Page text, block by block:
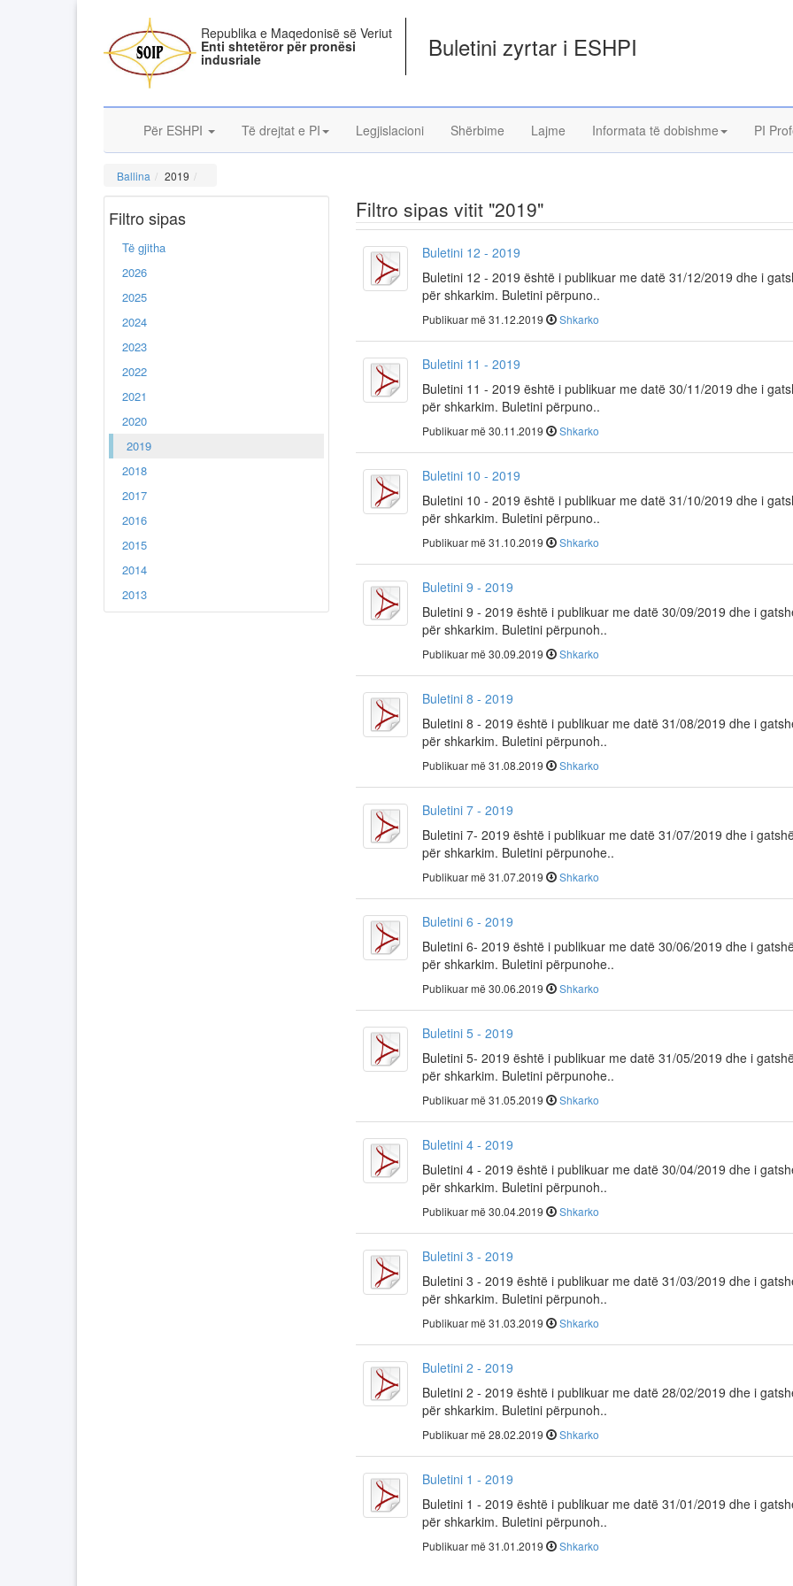
Republika e Maqedonisë së Veriut
Enti shtetëror për pronësi
indusriale Buletini zyrtar i ESHPI
Për ESHPI Të drejtat e PI Legjislacioni Shërbime Lajme Informata të dobishme PI
Ballina 2019
Filtro sipas
Të gjitha
2026
2025
2024
2023
2022
2021
2020
2019
2018
2017
2016
2015
2014
2013
Filtro sipas vitit "2019"
Buletini 12 - 2019
Buletini 12 - 2019 është i publikuar me datë 31/12/2019 dhe i
për shkarkim. Buletini përpuno..
Publikuar më 31.12.2019 Shkarko
Buletini 11 - 2019
Buletini 11 - 2019 është i publikuar me datë 30/11/2019 dhe i
për shkarkim. Buletini përpuno..
Publikuar më 30.11.2019 Shkarko
Buletini 10 - 2019
Buletini 10 - 2019 është i publikuar me datë 31/10/2019 dhe i
për shkarkim. Buletini përpuno..
Publikuar më 31.10.2019 Shkarko
Buletini 9 - 2019
Buletini 9 - 2019 është i publikuar me datë 30/09/2019 dhe i
për shkarkim. Buletini përpunoh..
Publikuar më 30.09.2019 Shkarko
Buletini 8 - 2019
Buletini 8 - 2019 është i publikuar me datë 31/08/2019 dhe i
për shkarkim. Buletini përpunoh..
Publikuar më 31.08.2019 Shkarko
Buletini 7 - 2019
Buletini 7- 2019 është i publikuar me datë 31/07/2019 dhe i
për shkarkim. Buletini përpunohe..
Publikuar më 31.07.2019 Shkarko
Buletini 6 - 2019
Buletini 6- 2019 është i publikuar me datë 30/06/2019 dhe i
për shkarkim. Buletini përpunohe..
Publikuar më 30.06.2019 Shkarko
Buletini 5 - 2019
Buletini 5- 2019 është i publikuar me datë 31/05/2019 dhe i
për shkarkim. Buletini përpunohe..
Publikuar më 31.05.2019 Shkarko
Buletini 4 - 2019
Buletini 4 - 2019 është i publikuar me datë 30/04/2019 dhe i
për shkarkim. Buletini përpunoh..
Publikuar më 30.04.2019 Shkarko
Buletini 3 - 2019
Buletini 3 - 2019 është i publikuar me datë 31/03/2019 dhe i
për shkarkim. Buletini përpunoh..
Publikuar më 31.03.2019 Shkarko
Buletini 2 - 2019
Buletini 2 - 2019 është i publikuar me datë 28/02/2019 dhe i
për shkarkim. Buletini përpunoh..
Publikuar më 28.02.2019 Shkarko
Buletini 1 - 2019
Buletini 1 - 2019 është i publikuar me datë 31/01/2019 dhe i
për shkarkim. Buletini përpunoh..
Publikuar më 31.01.2019 Shkarko